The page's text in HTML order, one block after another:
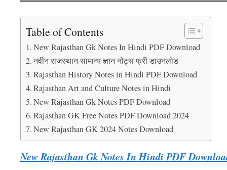
Table of Contents
New Rajasthan Gk Notes In Hindi PDF Download
नवीन राजस्थान सामान्य ज्ञान नोट्स फ्री डाउनलोड
Rajasthan History Notes in Hindi PDF Download
Rajasthan Art and Culture Notes in Hindi
New Rajasthan Gk Notes PDF Download
Rajasthan GK Free Notes PDF Download 2024
New Rajasthan GK 2024 Notes Download
New Rajasthan Gk Notes In Hindi PDF